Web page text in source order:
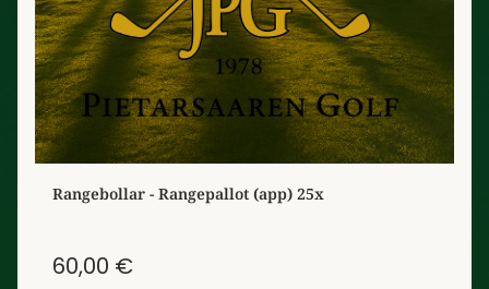
Rangebollar - Rangepallot (app) 25x
60,00 €